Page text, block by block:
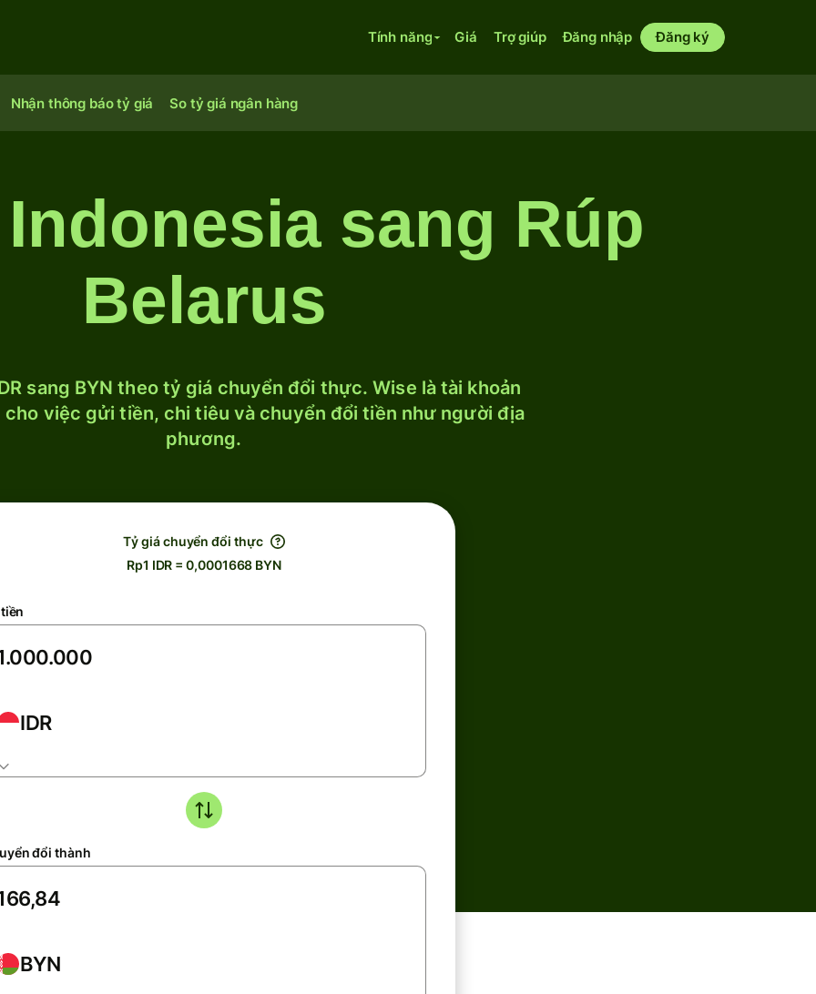
Tính năng Giá Trợ giúp Đăng nhập Đăng ký
Nhận thông báo tỷ giá So tỷ giá ngân hàng
sang Rúp
Belarus
sang BYN theo tỷ giá chuyển đổi thực. Wise là tài khoản
việc gửi tiền, chi tiêu và chuyển đổi tiền như người địa
phương.
Tỷ giá chuyển đổi thực
Rp1 IDR = 0,0001668 BYN
IDR
đổi thành
BYN